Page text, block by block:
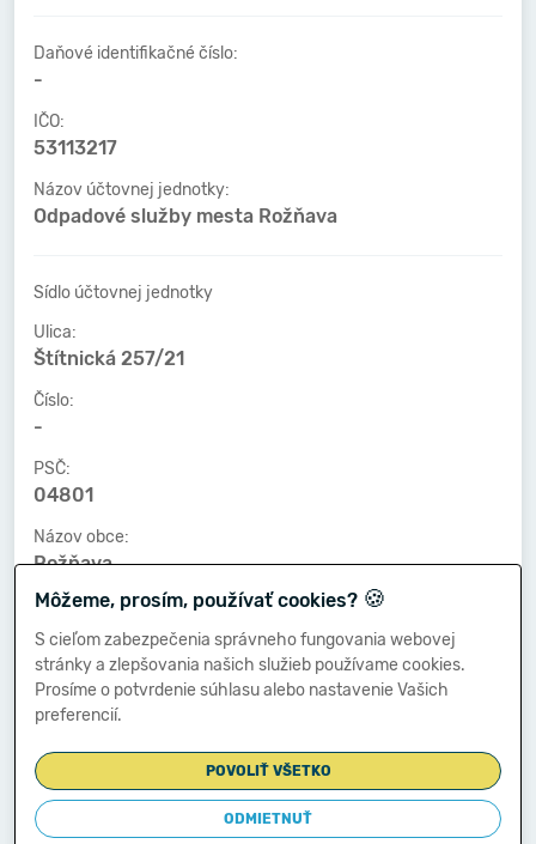
Daňové identifikačné číslo:
-
IČO:
53113217
Názov účtovnej jednotky:
Odpadové služby mesta Rožňava
Sídlo účtovnej jednotky
Ulica:
Štítnická 257/21
Číslo:
-
PSČ:
04801
Názov obce:
Rožňava
Číslo telefónu:
-
Číslo faxu:
-
-
Môžeme, prosím, používať cookies? 🍪
S cieľom zabezpečenia správneho fungovania webovej
stránky a zlepšovania našich služieb používame cookies.
Prosíme o potvrdenie súhlasu alebo nastavenie Vašich
preferencií.
POVOLIŤ VŠETKO
ODMIETNUŤ